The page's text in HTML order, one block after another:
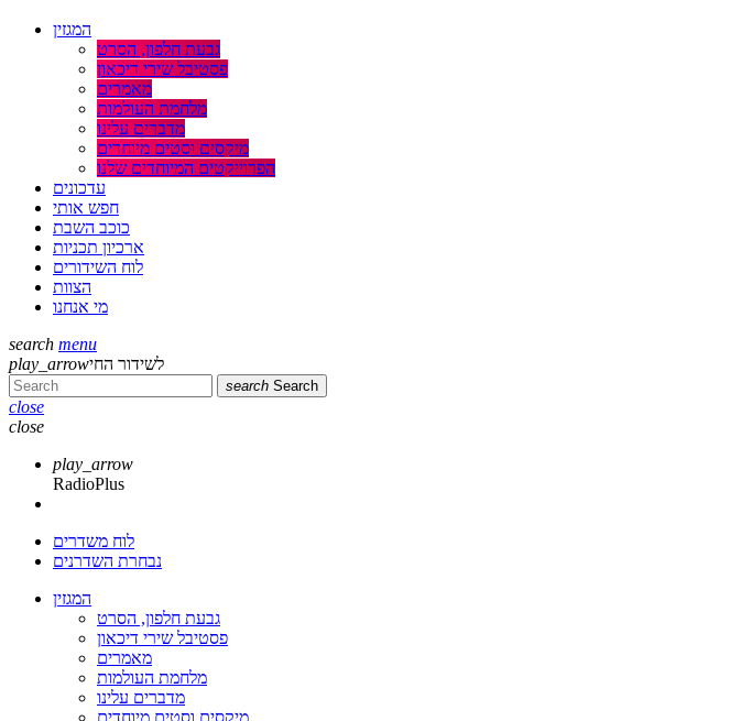
המגזין
גבעת חלפון, הסרט
פסטיבל שירי דיכאון
מאמרים
מלחמת העולמות
מדברים עלינו
מיקסים וסטים מיוחדים
הפרוייקטים המיוחדים שלנו
עדכונים
חפש אותי
כוכב השבת
ארכיון תכניות
לוח השידורים
הצוות
מי אנחנו
search menu
play_arrowלשידור החי
search Search
close
close
play_arrow
RadioPlus
לוח משדרים
נבחרת השדרנים
המגזין
גבעת חלפון, הסרט
פסטיבל שירי דיכאון
מאמרים
מלחמת העולמות
מדברים עלינו